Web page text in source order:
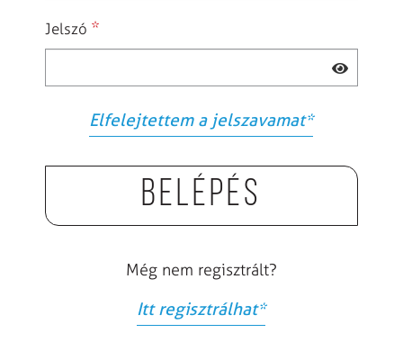
Jelszó *
Elfelejtettem a jelszavamat*
Belépés
Még nem regisztrált?
Itt regisztrálhat*